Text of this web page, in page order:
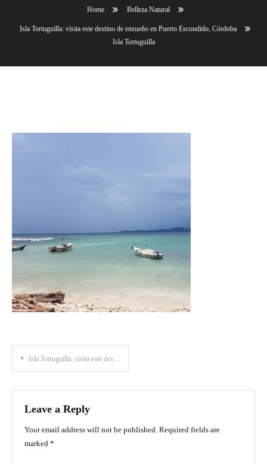
Home Belleza Natural
Isla Tortuguilla: visita este destino de ensueño en Puerto Escondido, Córdoba
Isla Tortuguilla
Post
navigation
Isla Tortuguilla: visita este destino de ensueño en Puerto Escondido, Córdoba
Leave a Reply
Your email address will not be published. Required fields are
marked *